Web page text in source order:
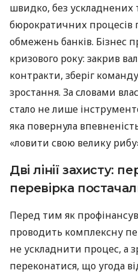
швидко, без ускладнених
бюрократичних процесів
обмежень банків. Бізнес
кризового року: закрив
контракти, зберіг
зростання. За словами
стало не лише
яка повернула
«ловити свою велику
Дві лінії захисту:
перевірка
Перед тим як
проводить комплексну
не ускладнити процес, а
переконатися, що угода